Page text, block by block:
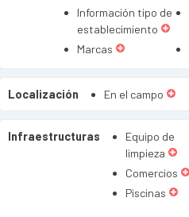
Información tipo de
establecimiento
Marcas
Localización En el campo
Infraestructuras
Equipo de
limpieza
Comercios
Piscinas